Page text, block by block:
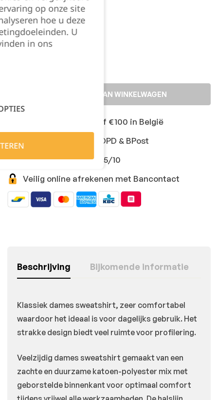
XLarge XXLarge
Kies je aantal:
TOEVOEGEN AAN WINKELWAGEN
Gratis levering vanaf €100 in België
Snelle levering met DPD & BPost
Klanten geven ons 9,5/10
Veilig online afrekenen met Bancontact
Beschrijving Bijkomende informatie
Klassiek dames sweatshirt, zeer comfortabel
waardoor het ideaal is voor dagelijks gebruik. Het
strakke design biedt veel ruimte voor profilering.
Veelzijdig dames sweatshirt gemaakt van een
zachte en duurzame katoen-polyester mix met
geborstelde binnenkant voor optimaal comfort
op onze site
hoe u deze
U
in ons